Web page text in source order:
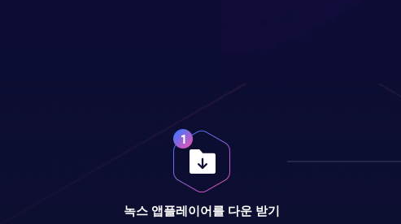
녹스 앱플레이어를 다운 받기